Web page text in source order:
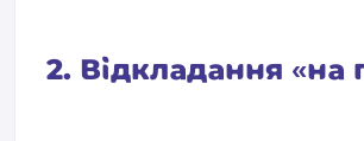
2. Відкладання «на